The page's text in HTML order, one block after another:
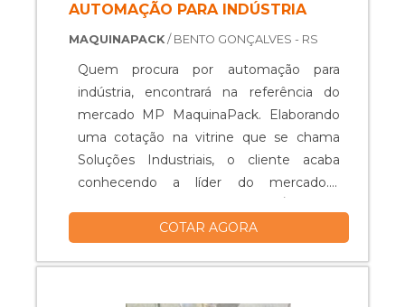
AUTOMAÇÃO PARA INDÚSTRIA
MAQUINAPACK/ BENTO GONÇALVES - RS
Quem procura por automação para
indústria, encontrará na referência do
mercado MP MaquinaPack. Elaborando
uma cotação na vitrine que se chama
Soluções Industriais, o cliente acaba
conhecendo a líder do mercado.O
BENEFÍCIOSTodo o sistema de
planta de um cliente é de suma
COTAR AGORA